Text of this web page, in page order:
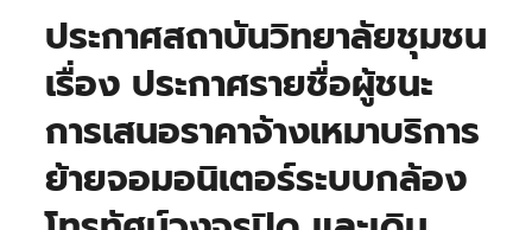
ประกาศสถาบันวิทยาลัยชุมชน
เรื่อง ประกาศรายชื่อผู้ชนะ
การเสนอราคาจ้างเหมาบริการ
ย้ายจอมอนิเตอร์ระบบกล้อง